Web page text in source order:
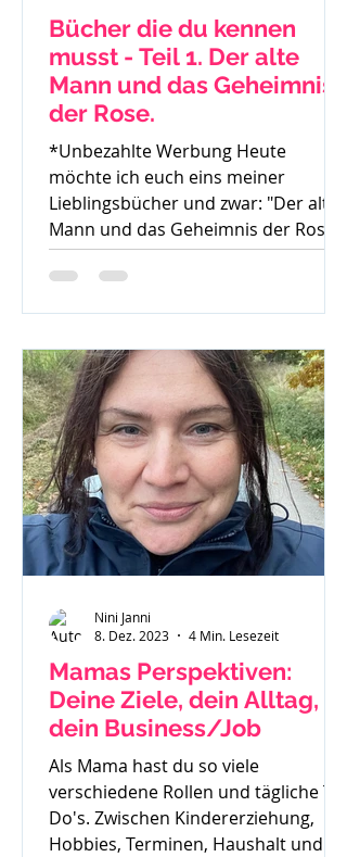
Bücher die du kennen
musst - Teil 1. Der alte
Mann und das Geheimnis
der Rose.
*Unbezahlte Werbung Heute
möchte ich euch eins meiner
Lieblingsbücher und zwar: "Der alte
Mann und das Geheimnis der Rose"
von Mark...
Mamas Perspektiven:
Deine Ziele, dein Alltag,
dein Business/Job
Als Mama hast du so viele
verschiedene Rollen und tägliche To
Do's. Zwischen Kindererziehung,
Hobbies, Terminen, Haushalt und
Nini Janni
8. Dez. 2023
4 Min. Lesezeit